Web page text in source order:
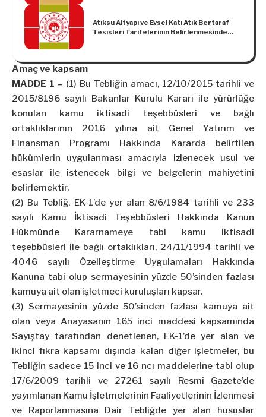
Atıksu Altyapı ve Evsel Katı Atık Bertaraf
Tesisleri Tarifelerinin Belirlenmesinde
Yönetmelik
Amaç ve kapsam
MADDE 1 – (1) Bu Tebliğin amacı, 12/10/2015 tarihli ve
2015/8196 sayılı Bakanlar Kurulu Kararı ile yürürlüğe
konulan kamu iktisadi teşebbüsleri ve bağlı
ortaklıklarının 2016 yılına ait Genel Yatırım ve
Finansman Programı Hakkında Kararda belirtilen
hükümlerin uygulanması amacıyla izlenecek usul ve
esaslar ile istenecek bilgi ve belgelerin mahiyetini
belirlemektir.
(2) Bu Tebliğ, EK-1’de yer alan 8/6/1984 tarihli ve 233
sayılı Kamu İktisadi Teşebbüsleri Hakkında Kanun
Hükmünde Kararnameye tabi kamu iktisadi
teşebbüsleri ile bağlı ortaklıkları, 24/11/1994 tarihli ve
4046 sayılı Özelleştirme Uygulamaları Hakkında
Kanuna tabi olup sermayesinin yüzde 50’sinden fazlası
kamuya ait olan işletmeci kuruluşları kapsar.
(3) Sermayesinin yüzde 50’sinden fazlası kamuya ait
olan veya Anayasanın 165 inci maddesi kapsamında
Sayıştay tarafından denetlenen, EK-1’de yer alan ve
ikinci fıkra kapsamı dışında kalan diğer işletmeler, bu
Tebliğin sadece 15 inci ve 16 ncı maddelerine tabi olup
17/6/2009 tarihli ve 27261 sayılı Resmî Gazete’de
yayımlanan Kamu İşletmelerinin Faaliyetlerinin İzlenmesi
ve Raporlanmasına Dair Tebliğde yer alan hususlar